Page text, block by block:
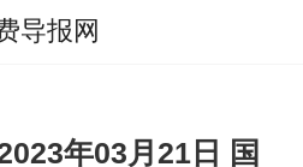
导报网
年03月21日 国